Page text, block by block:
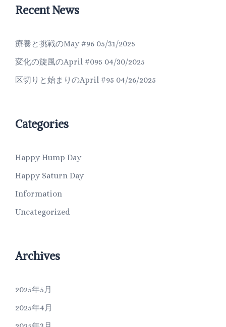
Recent News
療養と挑戦のMay #96 05/31/2025
変化の旋風のApril #095 04/30/2025
区切りと始まりのApril #95 04/26/2025
Categories
Happy Hump Day
Happy Saturn Day
Information
Uncategorized
Archives
2025年5月
2025年4月